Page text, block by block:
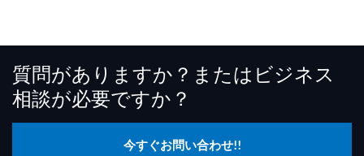
質問がありますか？またはビジネス
相談が必要ですか？
今すぐお問い合わせ!!